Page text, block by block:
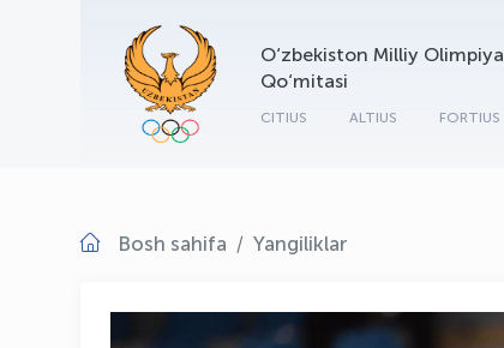
O‘zbekiston Milliy Olimpiya
Qo‘mitasi
CITIUS ALTIUS FORTIUS
Bosh sahifa Yangiliklar